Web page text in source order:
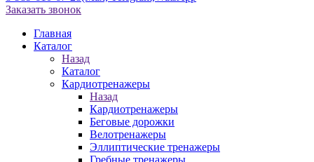
Заказать звонок
Главная
Каталог
Назад
Каталог
Кардиотренажеры
Назад
Кардиотренажеры
Беговые дорожки
Велотренажеры
Эллиптические тренажеры
Гребные тренажеры